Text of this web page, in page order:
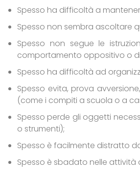
Spesso ha difficoltà a
Spesso non sembra ascoltare
Spesso non segue le
comportamento oppositivo o
Spesso ha difficoltà ad
Spesso evita, prova
(come i compiti a scuola o a
Spesso perde gli oggetti
o strumenti);
Spesso è facilmente distratto
Spesso è sbadato nelle attività